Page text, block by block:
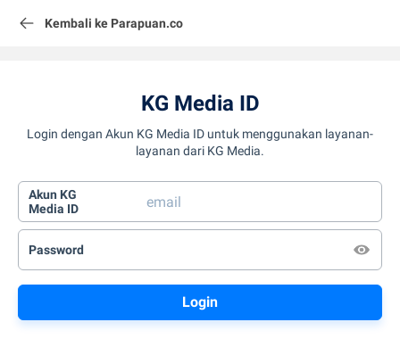
Kembali ke Parapuan.co
KG Media ID
Login dengan Akun KG Media ID untuk menggunakan layanan-
layanan dari KG Media.
Akun KG
Media ID
Password